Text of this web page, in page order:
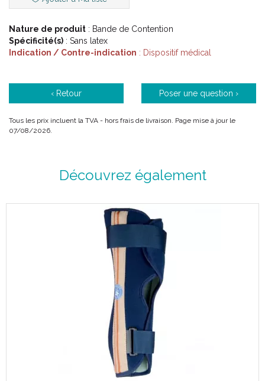
compression).
Traitement de l’ ulcère veineux (avec IPS > 0.8 ou sous
surveillance médicale
rapprochée pour un IPS entre 0.5 et 0.8).
Prévention du syndrome post-thrombotique : alternative aux
bas de compression
Alternative aux bas de compression pour le traitement des
Biflexideal, bande élastique de contention à allongement court :
Allongement court (lymphoedèmes).
Facile à étirer (trame en fil retors).
Nature de produit : Bande de Contention
Spécificité(s) : Sans latex
Indication / Contre-indication : Dispositif médical
‹ Retour Poser une question ›
Tous les prix incluent la TVA - hors frais de livraison. Page mise à jour le
07/08/2026.
Découvrez également